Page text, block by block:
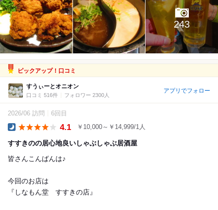
243
ピックアップ！口コミ
すうぃーとオニオン
口コミ 516件 フォロワー 2300人
アプリでフォロー
2026/06 訪問 6回目
4.1 ￥10,000～￥14,999/1人
すすきのの居心地良いしゃぶしゃぶ居酒屋
皆さんこんばんは♪
今回のお店は
『しなもん堂 すすきの店』